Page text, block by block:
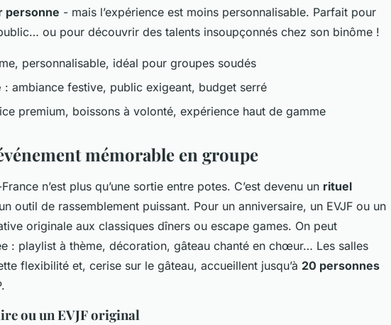
personne - mais l’expérience est moins personnalisable. Parfait pour
ou pour découvrir des talents insoupçonnés chez son binôme !
personnalisable, idéal pour groupes soudés
: ambiance festive, public exigeant, budget serré
premium, boissons à volonté, expérience haut de gamme
mémorable en groupe
n’est plus qu’une sortie entre potes. C’est devenu un rituel
outil de rassemblement puissant. Pour un anniversaire, un EVJF ou un
originale aux classiques dîners ou escape games. On peut
: playlist à thème, décoration, gâteau chanté en chœur… Les salles
flexibilité et, cerise sur le gâteau, accueillent jusqu’à 20 personnes
ou un EVJF original